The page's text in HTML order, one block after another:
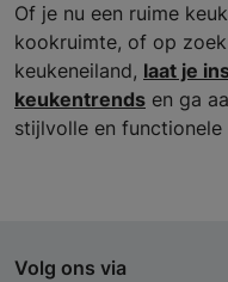
Of je nu een ruime
kookruimte, of op
keukeneiland, laat je
keukentrends en ga
stijlvolle en
Volg ons via